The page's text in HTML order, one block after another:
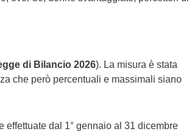
di Bilancio 2026). La misura è stata
che però percentuali e massimali siano
dal 1° gennaio al 31 dicembre